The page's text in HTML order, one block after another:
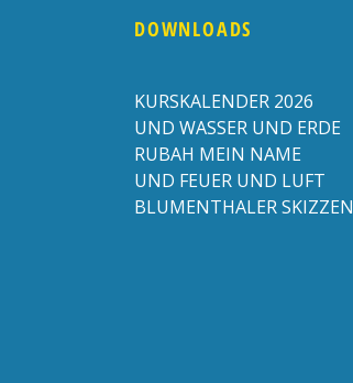
DOWNLOADS
KURSKALENDER 2026
UND WASSER UND ERDE
RUBAH MEIN NAME
UND FEUER UND LUFT
BLUMENTHALER SKIZZEN